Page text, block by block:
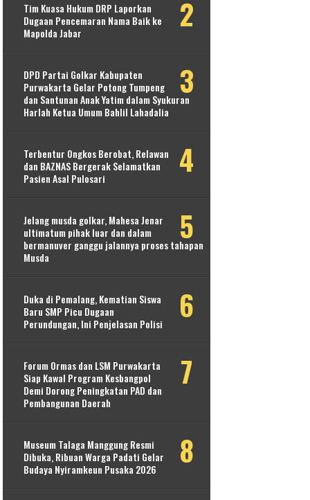
Tim Kuasa Hukum DRP Laporkan
Dugaan Pencemaran Nama Baik ke
Mapolda Jabar
DPD Partai Golkar Kabupaten
Purwakarta Gelar Potong Tumpeng
dan Santunan Anak Yatim dalam Syukuran
Harlah Ketua Umum Bahlil Lahadalia
Terbentur Ongkos Berobat, Relawan
dan BAZNAS Bergerak Selamatkan
Pasien Asal Pulosari
Jelang musda golkar, Mahesa Jenar
ultimatum pihak luar dan dalam
bermanuver ganggu jalannya proses tahapan
Musda
Duka di Pemalang, Kematian Siswa
Baru SMP Picu Dugaan
Perundungan, Ini Penjelasan Polisi
Forum Ormas dan LSM Purwakarta
Siap Kawal Program Kesbangpol
Demi Dorong Peningkatan PAD dan
Pembangunan Daerah
Museum Talaga Manggung Resmi
Dibuka, Ribuan Warga Padati Gelar
Budaya Nyiramkeun Pusaka 2026